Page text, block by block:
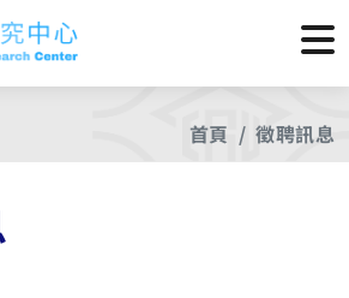
首頁 徵聘訊息